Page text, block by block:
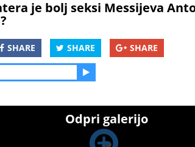
je bolj seksi Messijeva
SHARE SHARE SHARE
Odpri galerijo